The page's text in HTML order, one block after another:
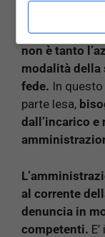
Ciò che è
non è tanto
modalità della
fede. In
parte lesa,
dall’incarico e
al corrente
denuncia in
competenti.